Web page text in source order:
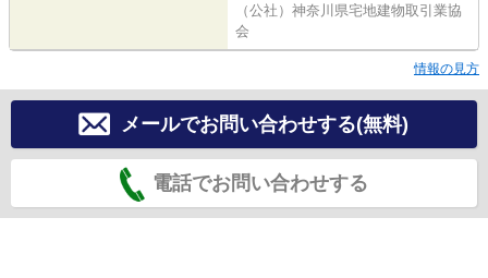
（公社）神奈川県宅地建物取引業協
会
情報の見方
メールでお問い合わせする(無料)
電話でお問い合わせする